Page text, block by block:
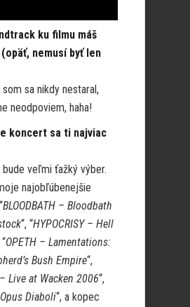
ku filmu máš
nemusí byť len
sa nikdy nestaral,
neodpoviem, haha!
koncert sa ti najviac
veľmi ťažký výber.
najobľúbenejšie
BLOODBATH – Bloodbath
“, “HYPOCRISY – Hell
OPETH – Lamentations:
Bush Empire“,
Live at Wacken 2006“,
Diaboli“, a kopec